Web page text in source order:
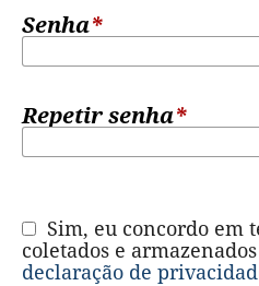
Senha*
Repetir senha*
coletados e
declaração de